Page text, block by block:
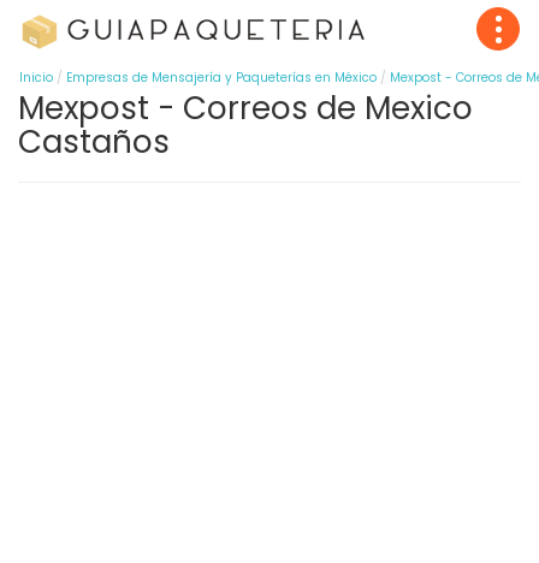
Inicio Empresas de Mensajería y Paqueterías en México Mexpost - Correos de
Mexpost - Correos de Mexico
Castaños